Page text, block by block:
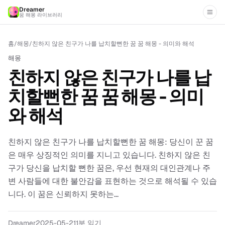
Dreamer
꿈 해몽 라이브러리
홈/해몽/친하지 않은 친구가 나를 납치할뻔한 꿈 꿈 해몽 - 의미와 해석
해몽
친하지 않은 친구가 나를 납
치할뻔한 꿈 꿈 해몽 - 의미
와 해석
친하지 않은 친구가 나를 납치할뻔한 꿈 해몽: 당신이 꾼 꿈
은 매우 상징적인 의미를 지니고 있습니다. 친하지 않은 친
구가 당신을 납치할 뻔한 꿈은, 우선 현재의 대인관계나 주
변 사람들에 대한 불안감을 표현하는 것으로 해석될 수 있습
니다. 이 꿈은 신뢰하지 못하는...
Dreamer2025-05-211분 읽기